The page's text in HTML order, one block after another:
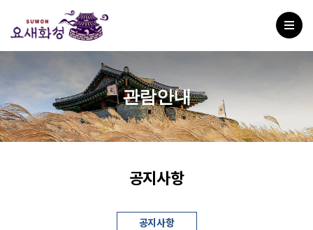
관람안내
공지사항
공지사항